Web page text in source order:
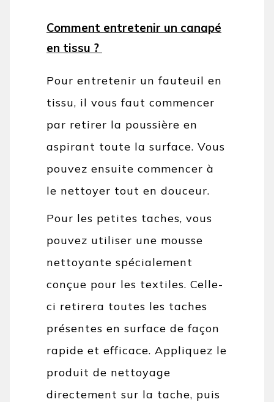
Comment entretenir un canapé
en tissu ?
Pour entretenir un fauteuil en
tissu, il vous faut commencer
par retirer la poussière en
aspirant toute la surface. Vous
pouvez ensuite commencer à
le nettoyer tout en douceur.
Pour les petites taches, vous
pouvez utiliser une mousse
nettoyante spécialement
conçue pour les textiles. Celle-
ci retirera toutes les taches
présentes en surface de façon
rapide et efficace. Appliquez le
produit de nettoyage
directement sur la tache, puis